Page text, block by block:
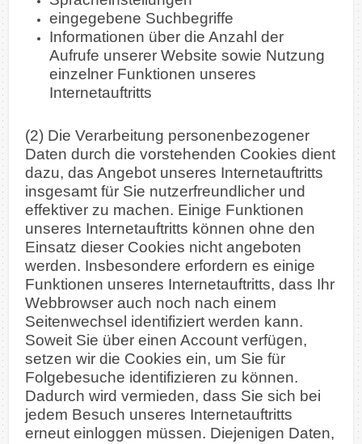
eingegebene Suchbegriffe
Informationen über die Anzahl der
Aufrufe unserer Website sowie Nutzung
einzelner Funktionen unseres
Internetauftritts
(2) Die Verarbeitung personenbezogener
Daten durch die vorstehenden Cookies dient
dazu, das Angebot unseres Internetauftritts
insgesamt für Sie nutzerfreundlicher und
effektiver zu machen. Einige Funktionen
unseres Internetauftritts können ohne den
Einsatz dieser Cookies nicht angeboten
werden. Insbesondere erfordern es einige
Funktionen unseres Internetauftritts, dass Ihr
Webbrowser auch noch nach einem
Seitenwechsel identifiziert werden kann.
Soweit Sie über einen Account verfügen,
setzen wir die Cookies ein, um Sie für
Folgebesuche identifizieren zu können.
Dadurch wird vermieden, dass Sie sich bei
jedem Besuch unseres Internetauftritts
erneut einloggen müssen. Diejenigen Daten,